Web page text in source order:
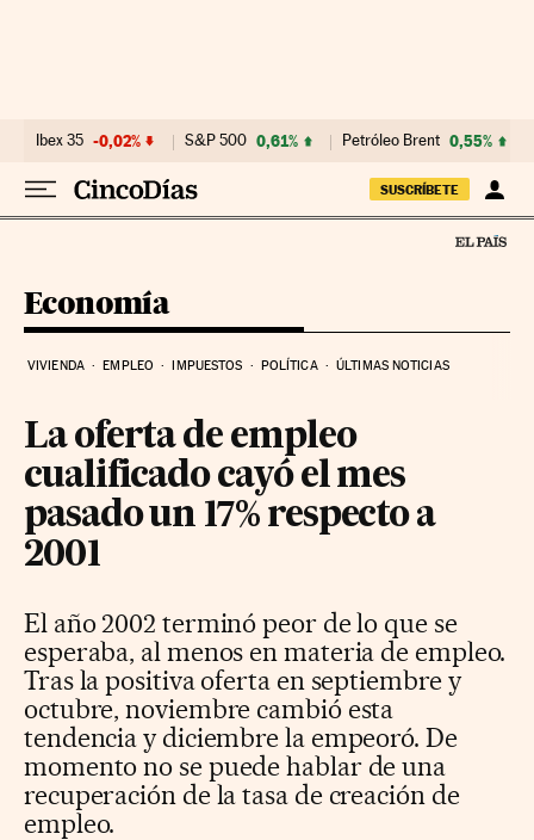
Ibex 35 -0,02% S&P 500 0,61% Petróleo Brent 0,55%
SUSCRÍBETE
Economía
VIVIENDA EMPLEO IMPUESTOS POLÍTICA ÚLTIMAS NOTICIAS
La oferta de empleo
cualificado cayó el mes
pasado un 17% respecto a
2001
El año 2002 terminó peor de lo que se
esperaba, al menos en materia de empleo.
Tras la positiva oferta en septiembre y
octubre, noviembre cambió esta
tendencia y diciembre la empeoró. De
momento no se puede hablar de una
recuperación de la tasa de creación de
empleo.